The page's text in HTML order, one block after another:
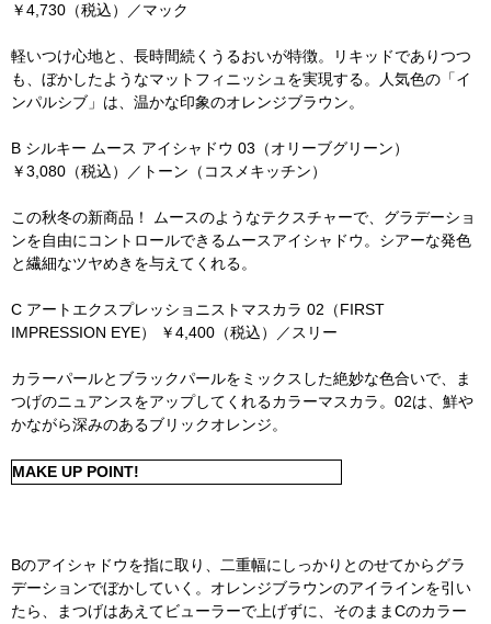
￥4,730（税込）／マック
軽いつけ心地と、長時間続くうるおいが特徴。リキッドでありつつ
も、ぼかしたようなマットフィニッシュを実現する。人気色の「イ
ンパルシブ」は、温かな印象のオレンジブラウン。
B シルキー ムース アイシャドウ 03（オリーブグリーン）
￥3,080（税込）／トーン（コスメキッチン）
この秋冬の新商品！ ムースのようなテクスチャーで、グラデーショ
ンを自由にコントロールできるムースアイシャドウ。シアーな発色
と繊細なツヤめきを与えてくれる。
C アートエクスプレッショニストマスカラ 02（FIRST
IMPRESSION EYE） ￥4,400（税込）／スリー
カラーパールとブラックパールをミックスした絶妙な色合いで、ま
つげのニュアンスをアップしてくれるカラーマスカラ。02は、鮮や
かながら深みのあるブリックオレンジ。
MAKE UP POINT!
Bのアイシャドウを指に取り、二重幅にしっかりとのせてからグラ
デーションでぼかしていく。オレンジブラウンのアイラインを引い
たら、まつげはあえてビューラーで上げずに、そのままCのカラー